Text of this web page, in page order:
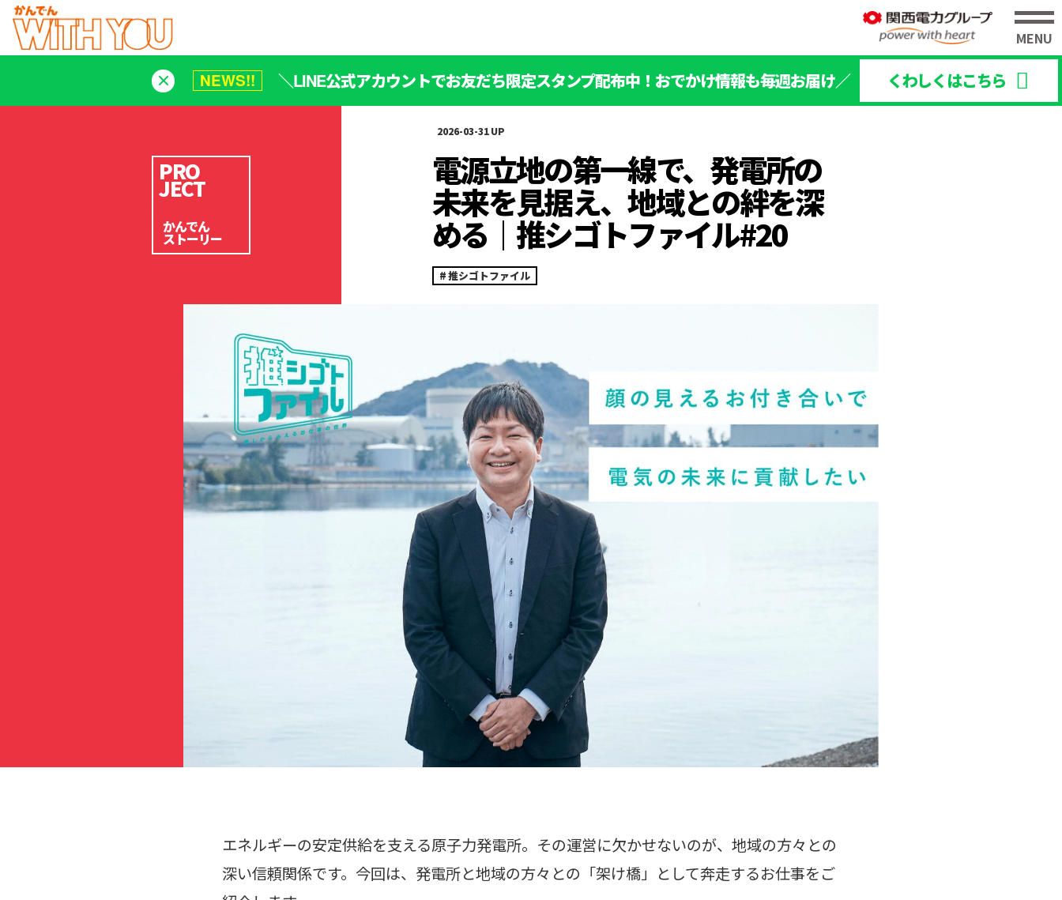
NEWS!! ＼LINE公式アカウントでお友だち限定スタンプ配布中！おでかけ情報も毎週お届け／ くわしくはこちら
2026-03-31
電源立地の第一線で、発電所の
未来を見据え、地域との絆を深
める｜推シゴトファイル#20
推シゴトファイル
エネルギーの安定供給を支える原子力発電所。その運営に欠かせないのが、地域の方々との
深い信頼関係です。今回は、発電所と地域の方々との「架け橋」として奔走するお仕事をご